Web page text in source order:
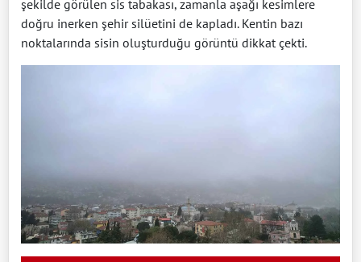
şekilde görülen sis tabakası, zamanla aşağı kesimlere
doğru inerken şehir silüetini de kapladı. Kentin bazı
noktalarında sisin oluşturduğu görüntü dikkat çekti.